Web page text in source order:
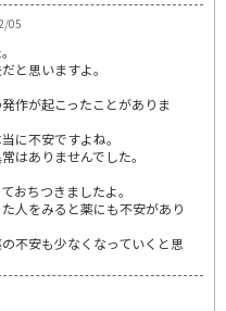
05
と思いますよ。
作が起こったことがありま
に不安ですよね。
はありませんでした。
おちつきましたよ。
人をみると薬にも不安があり
不安も少なくなっていくと思